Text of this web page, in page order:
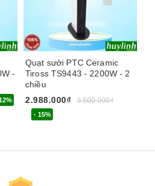
-
Quạt sưởi PTC Ceramic
Tiross TS9443 - 2200W - 2
chiều
2.988.000₫
3.500.000₫
- 15%